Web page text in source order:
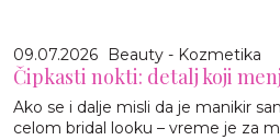
09.07.2026 Beauty - Kozmetika
Čipkasti nokti: detalj koji
Ako se i dalje misli da je manikir
celom bridal looku – vreme je za